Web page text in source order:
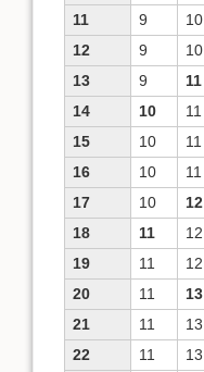
11
9 10
12
9 10
13
9 11
14
10 11
15
10 11
16
10 11
17
10 12
18
11 12
19
11 12
20
11 13
21
11 13
22
11 13